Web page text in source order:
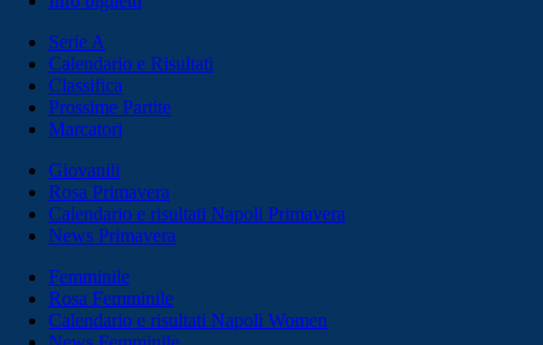
Serie A
Calendario e Risultati
Classifica
Prossime Partite
Marcatori
Giovanili
Rosa Primavera
Calendario e risultati Napoli Primavera
News Primavera
Femminile
Rosa Femminile
Calendario e risultati Napoli Women